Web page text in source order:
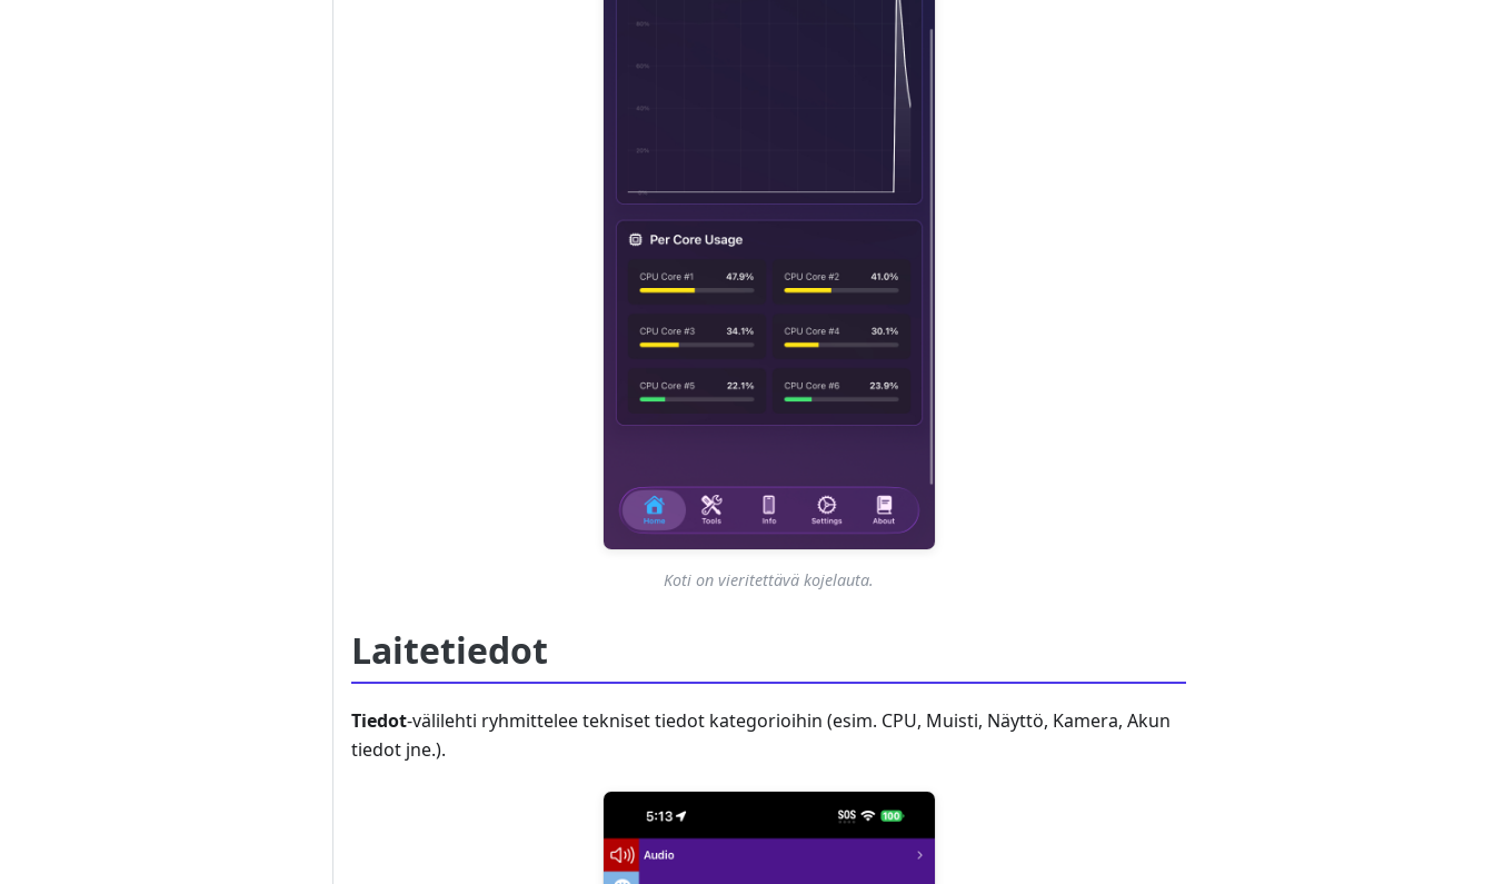
Koti on vieritettävä kojelauta.
Laitetiedot
Tiedot-välilehti ryhmittelee tekniset tiedot kategorioihin (esim. CPU, Muisti, Näyttö, Kamera, Akun
tiedot jne.).